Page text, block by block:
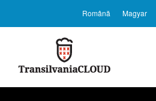
Română Magyar